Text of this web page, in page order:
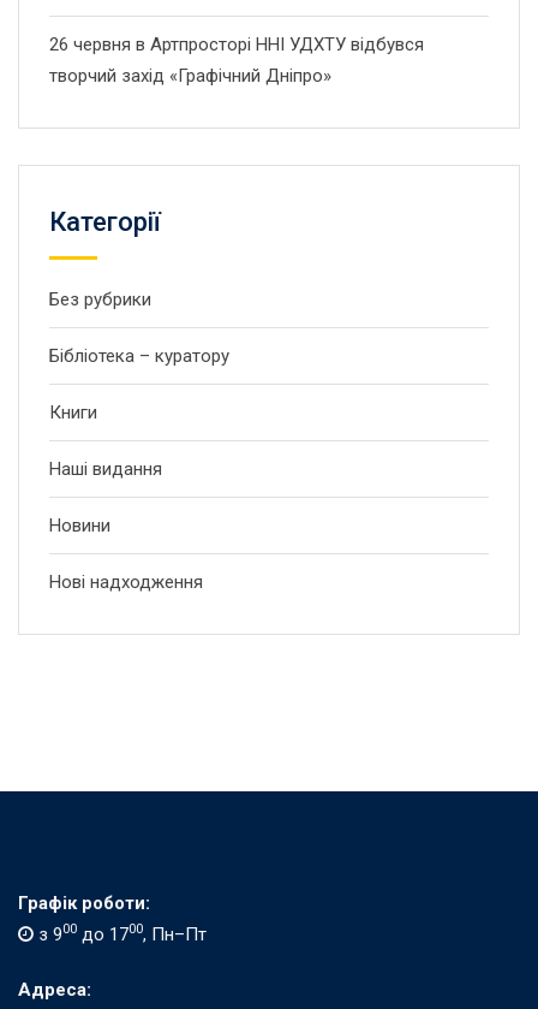
26 червня в Артпросторі ННІ УДХТУ відбувся
творчий захід «Графічний Дніпро»
Категорії
Без рубрики
Бібліотека – куратору
Книги
Наші видання
Новини
Нові надходження
Графік роботи:
з 900 до 1700, Пн–Пт
Адреса: